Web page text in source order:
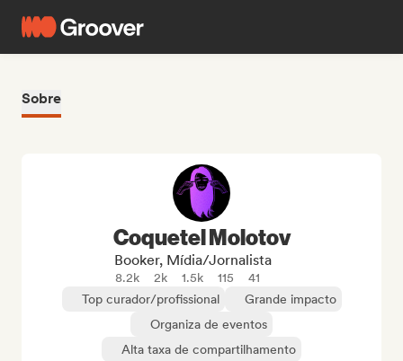
Sobre
Coquetel Molotov
Booker, Mídia/Jornalista
8.2k 2k 1.5k 115
41
Top curador/profissional
Grande impacto
Organiza de eventos
Alta taxa de compartilhamento